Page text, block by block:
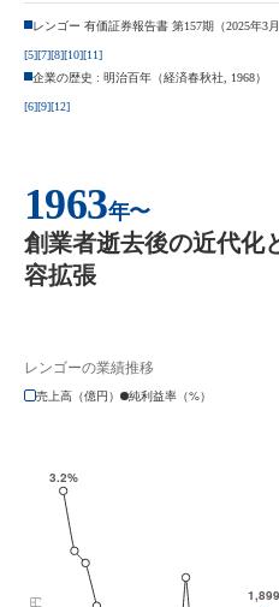
レンゴー 有価証券報告書 第157期（2025年3
[5][7][8][10][11]
企業の歴史 : 明治百年（経済春秋社, 1968）
[6][9][12]
1963年〜
創業者逝去後の近代化
容拡張
レンゴーの業績推移
売上高（億円）
純利益率（%）